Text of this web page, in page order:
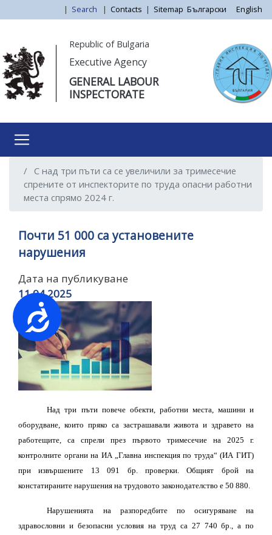
Достъпност
обърнете
внимание:
Този
уебсайт
система
за
достъпност.
Skip
to
main
Български English
| Search | Contacts | Sitemap
Republic of Bulgaria
Executive Agency
GENERAL LABOUR
INSPECTORATE
С над три пъти са се увеличили за тримесечие
спрените от инспекторите по труда опасни работни
места спрямо 2024 г.
Почти 51 000 са установените
нарушения
Дата на публикуване
11.04.2025
Над три пъти повече обекти, работни места, машини и
оборудване, които пряко са застрашавали живота и здравето на
работещите, са спрели през първото тримесечие на 2025 г.
контролните органи на ИА „Главна инспекция по труда“ (ИА ГИТ)
при извършените 13 091 бр. проверки. Общият брой на
констатираните нарушения на трудовото законодателство е 50 880.
Нарушенията на разпоредбите по осигуряване на
здравословни и безопасни условия на труд са 27 740 бр., а по